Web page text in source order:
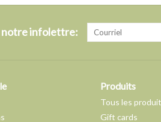
notre infolettre:
Produits
Tous les
Gift cards